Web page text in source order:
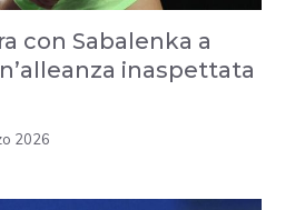
con Sabalenka a
inaspettata
2026